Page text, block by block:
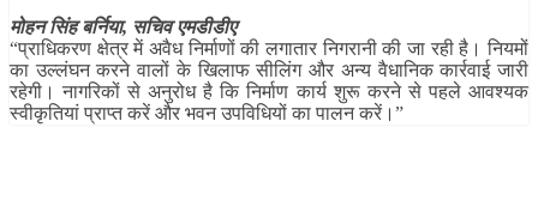
मोहन सिंह बर्निया, सचिव एमडीडीए
“प्राधिकरण क्षेत्र में अवैध निर्माणों की लगातार निगरानी की जा रही है। नियमों
का उल्लंघन करने वालों के खिलाफ सीलिंग और अन्य वैधानिक कार्रवाई जारी
रहेगी। नागरिकों से अनुरोध है कि निर्माण कार्य शुरू करने से पहले आवश्यक
स्वीकृतियां प्राप्त करें और भवन उपविधियों का पालन करें।”